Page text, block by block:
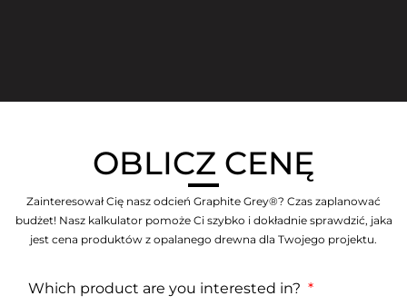
OBLICZ CENĘ
Zainteresował Cię nasz odcień Graphite Grey®? Czas zaplanować
budżet! Nasz kalkulator pomoże Ci szybko i dokładnie sprawdzić, jaka
jest cena produktów z opalanego drewna dla Twojego projektu.
Which product are you interested in?